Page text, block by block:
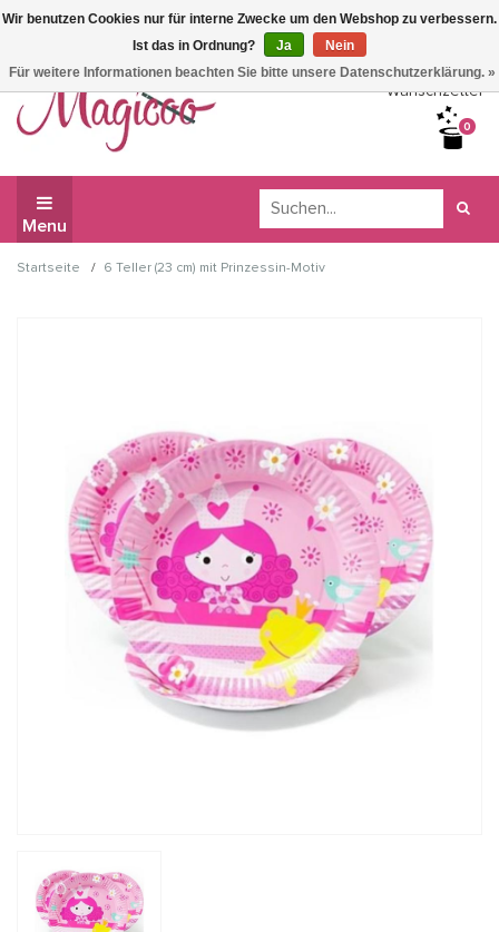
Wir haben Betriebsferien, daher können Sie derzeit nicht
bestellen.
Wunschzettel
0
Menu
Startseite / 6 Teller (23 cm) mit Prinzessin-Motiv
Wir benutzen Cookies nur für interne Zwecke um den Webshop zu verbessern.
Ist das in Ordnung?
Ja
Nein
Für weitere Informationen beachten Sie bitte unsere Datenschutzerklärung. »